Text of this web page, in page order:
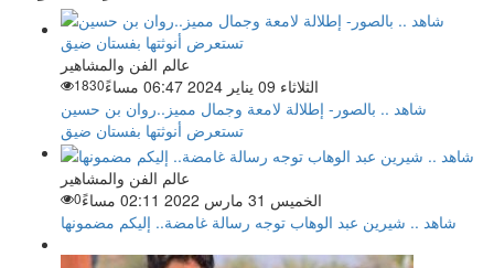
عالم الفن والمشاهير
الثلاثاء 09 يناير 2024 06:47 مساءً
1830
شاهد .. بالصور- إطلالة لامعة وجمال مميز..روان بن حسين
تستعرض أنوثتها بفستان ضيق
عالم الفن والمشاهير
الخميس 31 مارس 2022 02:11 مساءً
0
شاهد .. شيرين عبد الوهاب توجه رسالة غامضة.. إليكم مضمونها